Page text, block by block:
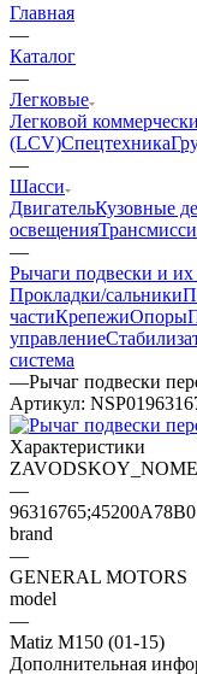
Главная
—
Каталог
—
Легковые
Легковой
(LCV)Спецтехника
—
Шасси
ДвигательКузовные
освещения
—
Рычаги подвески и их
Прокладки/сальники
частиКрепежиОпоры
управление
система
—Рычаг подвески
Артикул:
Характеристики
—
brand
—
GENERAL MOTORS
model
—
Matiz M150 (01-15)
Дополнительная